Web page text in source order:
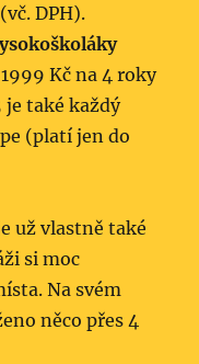
DPH).
Kč na 4 roky
je také každý
(platí jen do
už vlastně také
si moc
Na svém
něco přes 4